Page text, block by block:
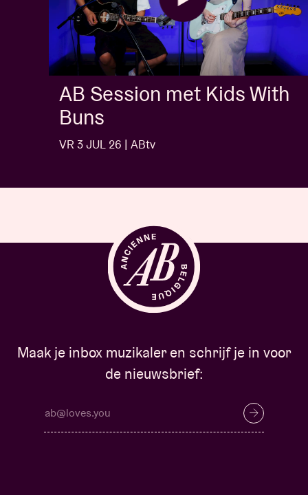
AB Session met Kids With
Buns
VR 3 JUL 26 | ABtv
Maak je inbox muzikaler en schrijf je in voor
de nieuwsbrief: